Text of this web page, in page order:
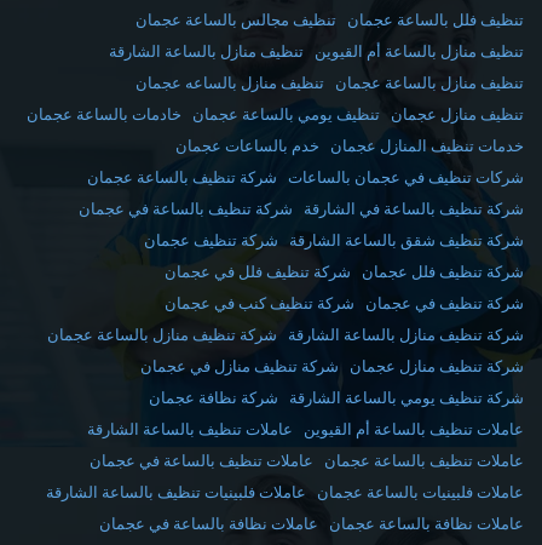
تنظيف فلل بالساعة عجمان
تنظيف مجالس بالساعة عجمان
تنظيف منازل بالساعة أم القيوين
تنظيف منازل بالساعة الشارقة
تنظيف منازل بالساعة عجمان
تنظيف منازل بالساعه عجمان
تنظيف منازل عجمان
تنظيف يومي بالساعة عجمان
خادمات بالساعة عجمان
خدمات تنظيف المنازل عجمان
خدم بالساعات عجمان
شركات تنظيف في عجمان بالساعات
شركة تنظيف بالساعة عجمان
شركة تنظيف بالساعة في الشارقة
شركة تنظيف بالساعة في عجمان
شركة تنظيف شقق بالساعة الشارقة
شركة تنظيف عجمان
شركة تنظيف فلل عجمان
شركة تنظيف فلل في عجمان
شركة تنظيف في عجمان
شركة تنظيف كنب في عجمان
شركة تنظيف منازل بالساعة الشارقة
شركة تنظيف منازل بالساعة عجمان
شركة تنظيف منازل عجمان
شركة تنظيف منازل في عجمان
شركة تنظيف يومي بالساعة الشارقة
شركة نظافة عجمان
عاملات تنظيف بالساعة أم القيوين
عاملات تنظيف بالساعة الشارقة
عاملات تنظيف بالساعة عجمان
عاملات تنظيف بالساعة في عجمان
عاملات فلبينيات بالساعة عجمان
عاملات فلبينيات تنظيف بالساعة الشارقة
عاملات نظافة بالساعة عجمان
عاملات نظافة بالساعة في عجمان